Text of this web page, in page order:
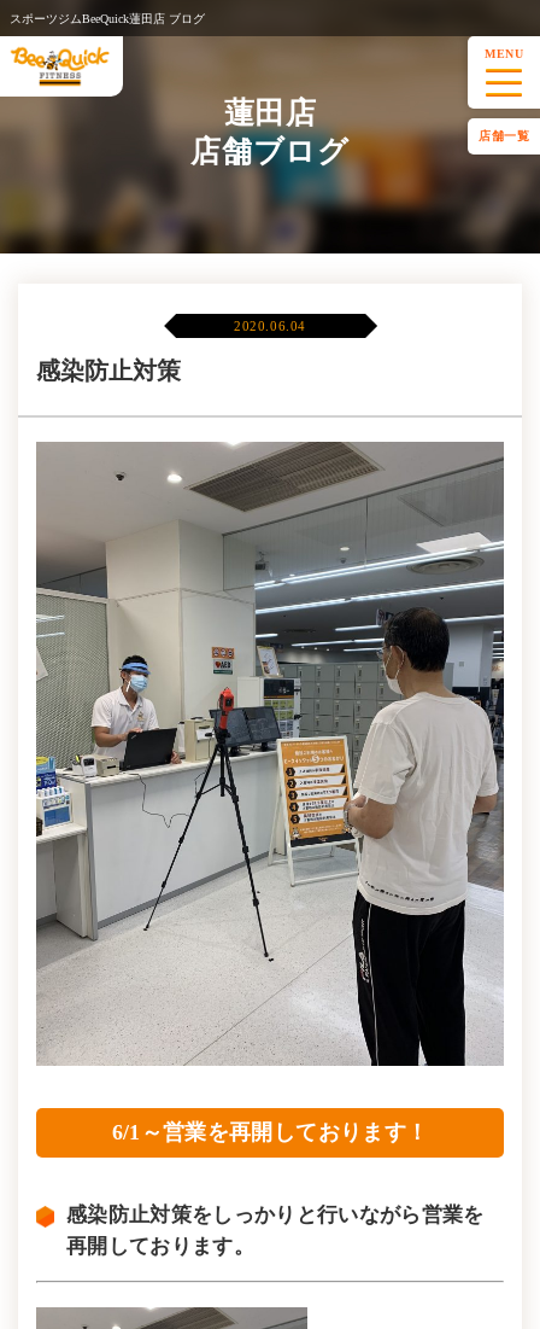
スポーツジムBeeQuick蓮田店 ブログ
MENU
店舗一覧
蓮田店
店舗ブログ
2020.06.04
感染防止対策
6/1～営業を再開しております！
感染防止対策をしっかりと行いながら営業を
再開しております。